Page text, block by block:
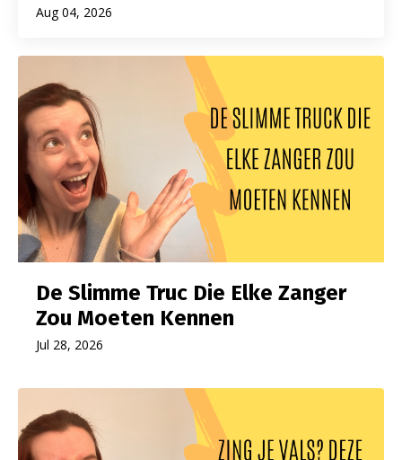
Aug 04, 2026
De Slimme Truc Die Elke Zanger
Zou Moeten Kennen
Jul 28, 2026